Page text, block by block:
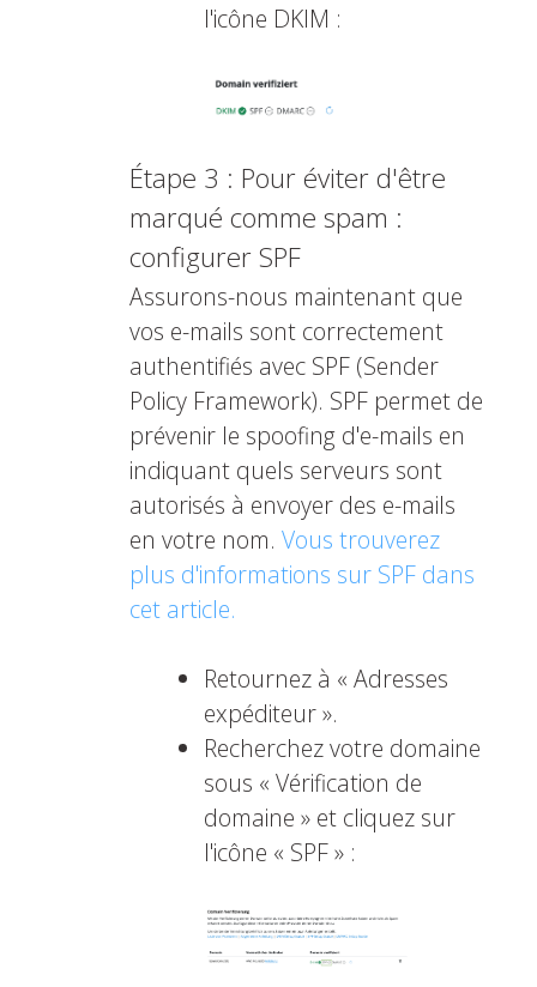
l'icône DKIM :
Étape 3 : Pour éviter d'être
marqué comme spam :
configurer SPF
Assurons-nous maintenant que
vos e-mails sont correctement
authentifiés avec SPF (Sender
Policy Framework). SPF permet de
prévenir le spoofing d'e-mails en
indiquant quels serveurs sont
autorisés à envoyer des e-mails
en votre nom. Vous trouverez
plus d'informations sur SPF dans
cet article.
Retournez à « Adresses
expéditeur ».
Recherchez votre domaine
sous « Vérification de
domaine » et cliquez sur
l'icône « SPF » :